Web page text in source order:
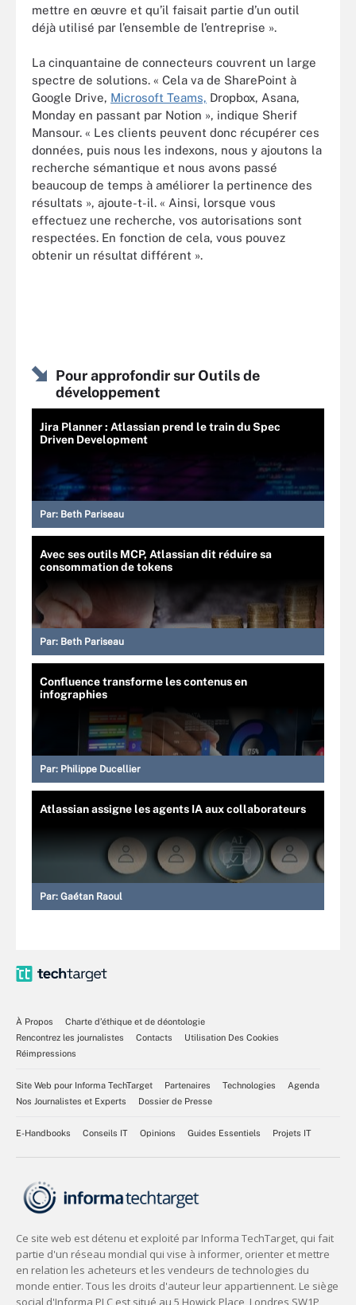
mettre en œuvre et qu’il faisait partie d’un outil
déjà utilisé par l’ensemble de l’entreprise ».
La cinquantaine de connecteurs couvrent un large
spectre de solutions. « Cela va de SharePoint à
Google Drive, Microsoft Teams, Dropbox, Asana,
Monday en passant par Notion », indique Sherif
Mansour. « Les clients peuvent donc récupérer ces
données, puis nous les indexons, nous y ajoutons la
recherche sémantique et nous avons passé
beaucoup de temps à améliorer la pertinence des
résultats », ajoute-t-il. « Ainsi, lorsque vous
effectuez une recherche, vos autorisations sont
respectées. En fonction de cela, vous pouvez
obtenir un résultat différent ».
Pour approfondir sur Outils de
développement
Jira Planner : Atlassian prend le train du Spec
Driven Development
Par: Beth Pariseau
Avec ses outils MCP, Atlassian dit réduire sa
consommation de tokens
Par: Beth Pariseau
Confluence transforme les contenus en
infographies
Par: Philippe Ducellier
Atlassian assigne les agents IA aux collaborateurs
Par: Gaétan Raoul
À Propos
Charte d’éthique et de déontologie
Rencontrez les journalistes
Contacts
Utilisation Des Cookies
Réimpressions
Site Web pour Informa TechTarget Partenaires Technologies
Agenda
Nos Journalistes et Experts
Dossier de Presse
E-Handbooks Conseils IT Opinions Guides Essentiels Projets IT